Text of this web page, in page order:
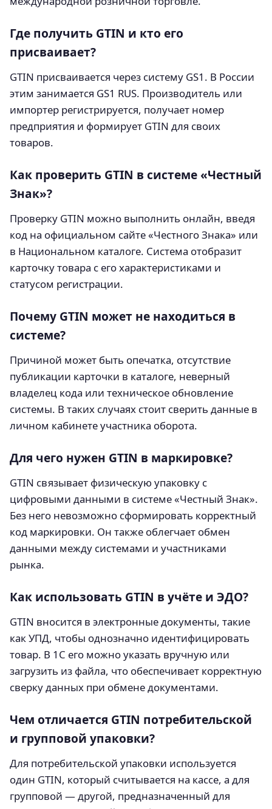
Где получить GTIN и кто его
присваивает?
GTIN присваивается через систему GS1. В России
этим занимается GS1 RUS. Производитель или
импортер регистрируется, получает номер
предприятия и формирует GTIN для своих
товаров.
Как проверить GTIN в системе «Честный
Знак»?
Проверку GTIN можно выполнить онлайн, введя
код на официальном сайте «Честного Знака» или
в Национальном каталоге. Система отобразит
карточку товара с его характеристиками и
статусом регистрации.
Почему GTIN может не находиться в
системе?
Причиной может быть опечатка, отсутствие
публикации карточки в каталоге, неверный
владелец кода или техническое обновление
системы. В таких случаях стоит сверить данные в
личном кабинете участника оборота.
Для чего нужен GTIN в маркировке?
GTIN связывает физическую упаковку с
цифровыми данными в системе «Честный Знак».
Без него невозможно сформировать корректный
код маркировки. Он также облегчает обмен
данными между системами и участниками
рынка.
Как использовать GTIN в учёте и ЭДО?
GTIN вносится в электронные документы, такие
как УПД, чтобы однозначно идентифицировать
товар. В 1С его можно указать вручную или
загрузить из файла, что обеспечивает корректную
сверку данных при обмене документами.
Чем отличается GTIN потребительской
и групповой упаковки?
Для потребительской упаковки используется
один GTIN, который считывается на кассе, а для
групповой — другой, предназначенный для